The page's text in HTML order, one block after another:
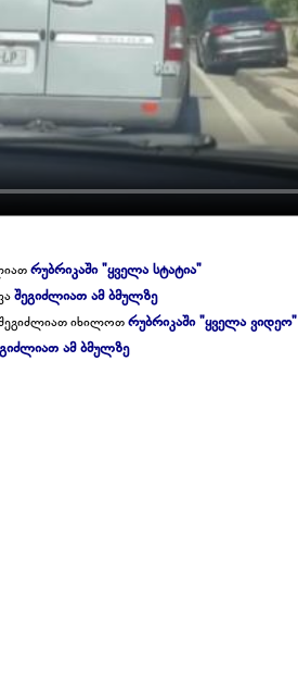
რუბრიკაში "ყველა სტატია"
შეგიძლიათ ამ ბმულზე
იხილოთრუბრიკაში "ყველა ვიდეო"
ამ ბმულზე